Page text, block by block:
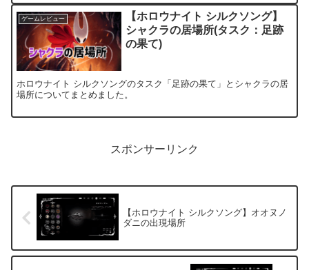
ゲームレビュー
【ホロウナイト シルクソング】
シャクラの居場所(タスク：足跡
の果て)
ホロウナイト シルクソングのタスク「足跡の果て」とシャクラの居
場所についてまとめました。
スポンサーリンク
【ホロウナイト シルクソング】オオヌノ
ダニの出現場所